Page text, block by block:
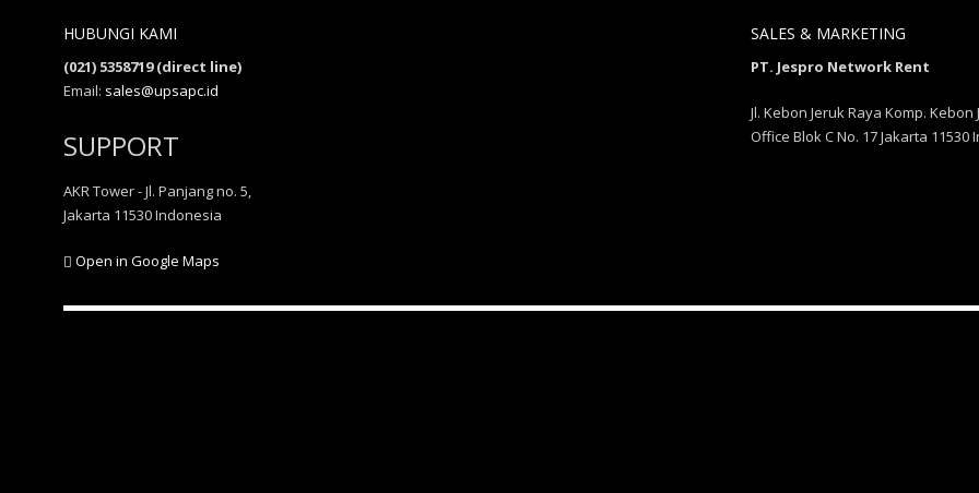
HUBUNGI KAMI
(021) 5358719 (direct line)
Email: sales@upsapc.id
SUPPORT
AKR Tower - Jl. Panjang no. 5,
Jakarta 11530 Indonesia
Open in Google Maps
SALES & MARKETING
PT. Jespro Network Rent
Jl. Kebon Jeruk Raya Komp. Kebon
Office Blok C No. 17 Jakarta 11530